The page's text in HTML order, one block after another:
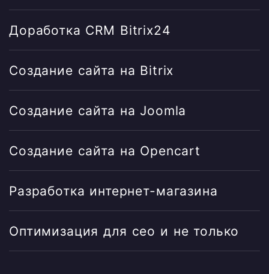
Доработка CRM Bitrix24
Создание сайта на Bitrix
Создание сайта на Joomla
Создание сайта на Opencart
Разработка интернет-магазина
Оптимизация для сео и не только